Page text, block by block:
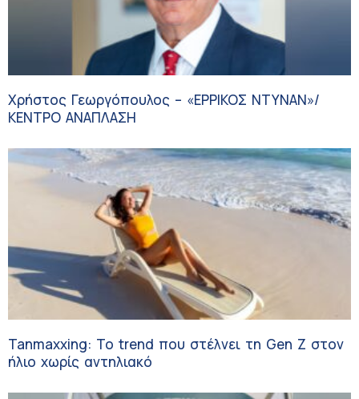
Χρήστος Γεωργόπουλος – «ΕΡΡΙΚΟΣ ΝΤΥΝΑΝ»/
ΚΕΝΤΡΟ ΑΝΑΠΛΑΣΗ
Tanmaxxing: To trend που στέλνει τη Gen Z στον
ήλιο χωρίς αντηλιακό